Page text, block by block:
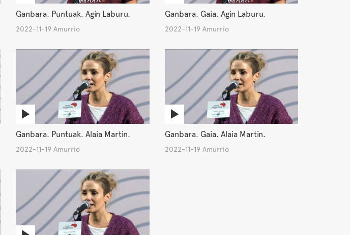
Ganbara. Puntuak. Agin Laburu.
2022-11-19 Amurrio
Ganbara. Gaia. Agin Laburu.
2022-11-19 Amurrio
Ganbara. Puntuak. Alaia Martin.
2022-11-19 Amurrio
Ganbara. Gaia. Alaia Martin.
2022-11-19 Amurrio